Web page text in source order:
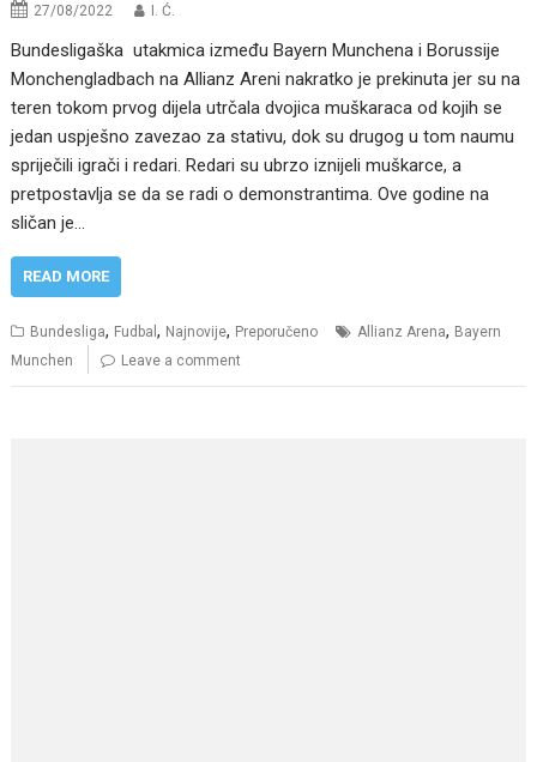
27/08/2022 I. Ć.
Bundesligaška utakmica između Bayern Munchena i Borussije
Monchengladbach na Allianz Areni nakratko je prekinuta jer su na
teren tokom prvog dijela utrčala dvojica muškaraca od kojih se
jedan uspješno zavezao za stativu, dok su drugog u tom naumu
spriječili igrači i redari. Redari su ubrzo iznijeli muškarce, a
pretpostavlja se da se radi o demonstrantima. Ove godine na
sličan je…
READ MORE
Bundesliga, Fudbal, Najnovije, Preporučeno Allianz Arena, Bayern
Munchen
Leave a comment